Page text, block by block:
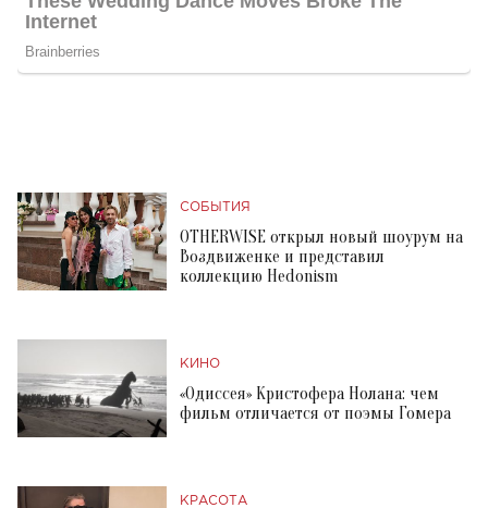
СОБЫТИЯ
OTHERWISE открыл новый шоурум на
Воздвиженке и представил
коллекцию Hedonism
КИНО
«Одиссея» Кристофера Нолана: чем
фильм отличается от поэмы Гомера
КРАСОТА